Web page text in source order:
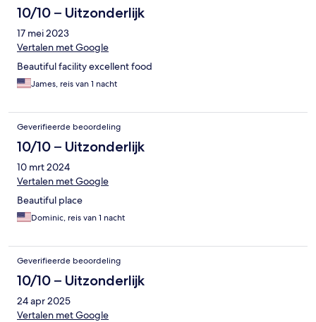
10/10 – Uitzonderlijk
17 mei 2023
Vertalen met Google
Beautiful facility excellent food
James, reis van 1 nacht
Geverifieerde beoordeling
10/10 – Uitzonderlijk
10 mrt 2024
Vertalen met Google
Beautiful place
Dominic, reis van 1 nacht
Geverifieerde beoordeling
10/10 – Uitzonderlijk
24 apr 2025
Vertalen met Google